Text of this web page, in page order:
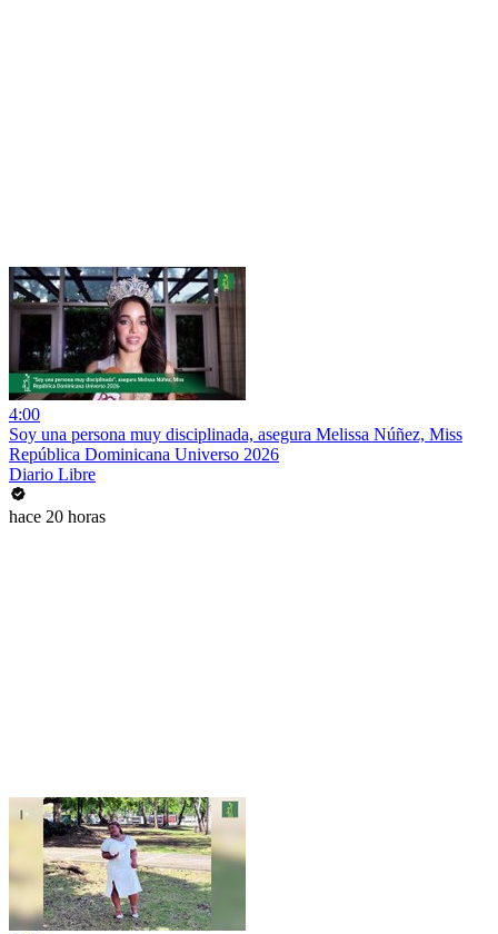
4:00
Soy una persona muy disciplinada, asegura Melissa Núñez, Miss
República Dominicana Universo 2026
Diario Libre
hace 20 horas